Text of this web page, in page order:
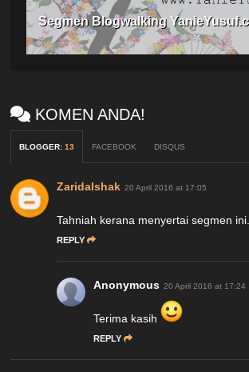
Segmen Blogwalking
KOMEN ANDA!
BLOGGER:13 FACEBOOK DISQUS
ZaridaIshak 20 April 2016 at 17:05
Tahniah kerana menyertai segmen
REPLY
Anonymous 20 April 2016 at 17:24
Terima kasih
REPLY